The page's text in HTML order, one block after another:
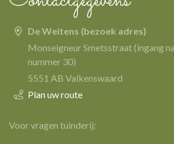
De Weitens (bezoek adres)
Monseigneur Smetsstraat (ingang
nummer 30)
5551 AB Valkenswaard
Plan uw route
Voor vragen tuinderij: